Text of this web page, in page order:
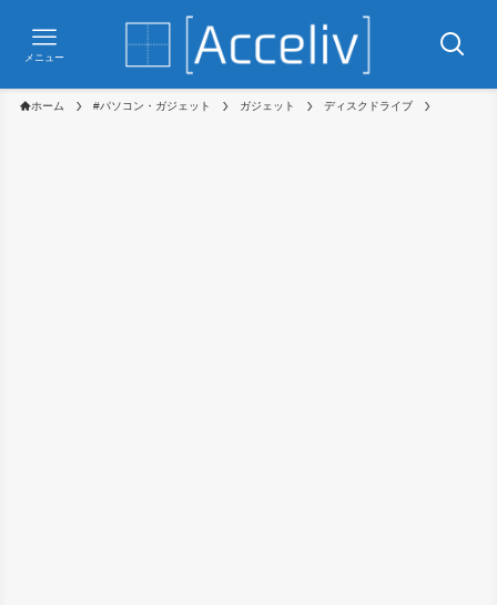
メニュー
ホーム #パソコン・ガジェット ガジェット ディスクドライブ